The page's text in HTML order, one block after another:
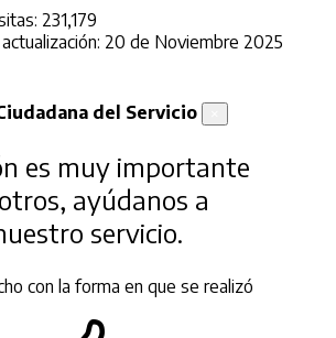
231,179
20 de Noviembre 2025
del Servicio
es muy importante
ayúdanos a
servicio.
con la forma en que se realizó